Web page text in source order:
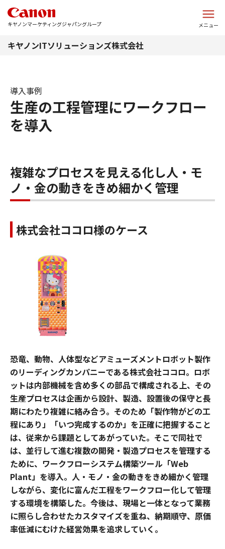
キヤノンマーケティングジャパングループ メニュー
キヤノンITソリューションズ株式会社
生産の工程管理にワークフロー
を導入
導入事例
複雑なプロセスを見える化し人・モ
ノ・金の動きをきめ細かく管理
株式会社ココロ様のケース
恐竜、動物、人体型などアミューズメントロボット製作
のリーディングカンパニーである株式会社ココロ。ロボ
ットは内部機械を含め多くの部品で構成される上、その
生産プロセスは企画から設計、製造、設置後の保守と長
期にわたり複雑に絡み合う。そのため「製作物がどの工
程にあり」「いつ完成するのか」を正確に把握すること
は、従来から課題としてあがっていた。そこで同社で
は、並行して進む複数の開発・製造プロセスを管理する
ために、ワークフローシステム構築ツール「Web
Plant」を導入。人・モノ・金の動きをきめ細かく管理
しながら、変化に富んだ工程をワークフロー化して管理
する環境を構築した。今後は、現場と一体となって業務
に照らし合わせたカスタマイズを重ね、納期順守、原価
率低減にむけた経営効果を追求していく。